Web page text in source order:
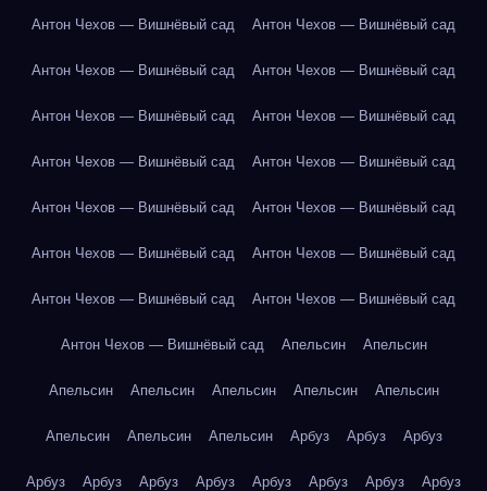
Антон Чехов — Вишнёвый сад Антон Чехов — Вишнёвый сад
Антон Чехов — Вишнёвый сад Антон Чехов — Вишнёвый сад
Антон Чехов — Вишнёвый сад Антон Чехов — Вишнёвый сад
Антон Чехов — Вишнёвый сад Антон Чехов — Вишнёвый сад
Антон Чехов — Вишнёвый сад Антон Чехов — Вишнёвый сад
Антон Чехов — Вишнёвый сад Антон Чехов — Вишнёвый сад
Антон Чехов — Вишнёвый сад Антон Чехов — Вишнёвый сад
Антон Чехов — Вишнёвый сад Апельсин Апельсин
Апельсин Апельсин Апельсин Апельсин Апельсин
Апельсин Апельсин Апельсин Арбуз Арбуз Арбуз
Арбуз Арбуз Арбуз Арбуз Арбуз Арбуз Арбуз Арбуз